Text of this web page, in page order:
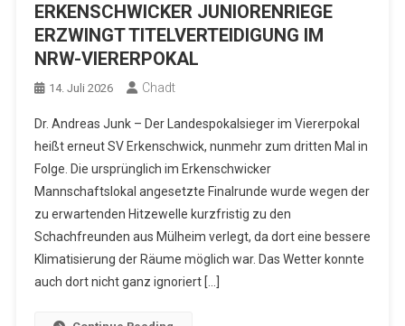
ERKENSCHWICKER JUNIORENRIEGE
ERZWINGT TITELVERTEIDIGUNG IM
NRW-VIERERPOKAL
14. Juli 2026 Chadt
Dr. Andreas Junk – Der Landespokalsieger im Viererpokal
heißt erneut SV Erkenschwick, nunmehr zum dritten Mal in
Folge. Die ursprünglich im Erkenschwicker
Mannschaftslokal angesetzte Finalrunde wurde wegen der
zu erwartenden Hitzewelle kurzfristig zu den
Schachfreunden aus Mülheim verlegt, da dort eine bessere
Klimatisierung der Räume möglich war. Das Wetter konnte
auch dort nicht ganz ignoriert […]